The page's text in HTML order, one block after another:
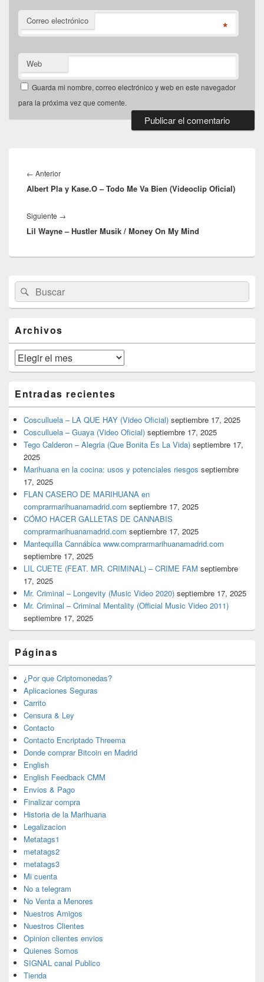
Correo electrónico *
Web
Guarda mi nombre, correo electrónico y web en este navegador
para la próxima vez que comente.
de
entradas
← AnteriorEntrada
anterior:
Albert Pla y Kase.O – Todo Me Va Bien (Videoclip Oficial)
Siguiente →
siguiente:
Lil Wayne – Hustler Musik / Money On My Mind
área
de
widget
lateral
primaria
Buscar
por:
Buscar
Archivos
Archivos
Entradas recientes
Cosculluela – LA QUE HAY (Video Oficial) septiembre 17, 2025
Cosculluela – Guaya (Video Oficial) septiembre 17, 2025
Tego Calderon – Alegria (Que Bonita Es La Vida) septiembre 17,
2025
Marihuana en la cocina: usos y potenciales riesgos septiembre
17, 2025
FLAN CASERO DE MARIHUANA en
comprarmarihuanamadrid.com septiembre 17, 2025
CÓMO HACER GALLETAS DE CANNABIS
comprarmarihuanamadrid.com septiembre 17, 2025
Mantequilla Cannábica www.comprarmarihuanamadrid.com
septiembre 17, 2025
LIL CUETE (FEAT. MR. CRIMINAL) – CRIME FAM septiembre
17, 2025
Mr. Criminal – Longevity (Music Video 2020) septiembre 17, 2025
Mr. Criminal – Criminal Mentality (Official Music Video 2011)
septiembre 17, 2025
Páginas
¿Por que Criptomonedas?
Aplicaciones Seguras
Carrito
Censura & Ley
Contacto
Contacto Encriptado Threema
Donde comprar Bitcoin en Madrid
English
English Feedback CMM
Envios & Pago
Finalizar compra
Historia de la Marihuana
Legalizacion
Metatags1
metatags2
metatags3
Mi cuenta
No a telegram
No Venta a Menores
Nuestros Amigos
Nuestros Clientes
Opinion clientes envios
Quienes Somos
SIGNAL canal Publico
Tienda